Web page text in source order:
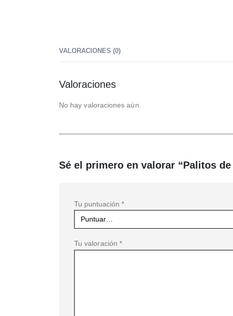
VALORACIONES (0)
Valoraciones
No hay valoraciones aún.
Sé el primero en valorar “Palitos de
Tu puntuación *
Tu valoración *